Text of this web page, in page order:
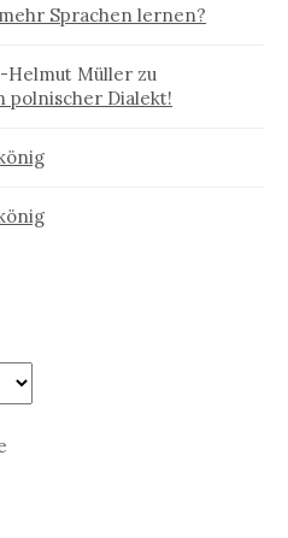
Sprachen lernen?
Helmut Müller zu
polnischer Dialekt!